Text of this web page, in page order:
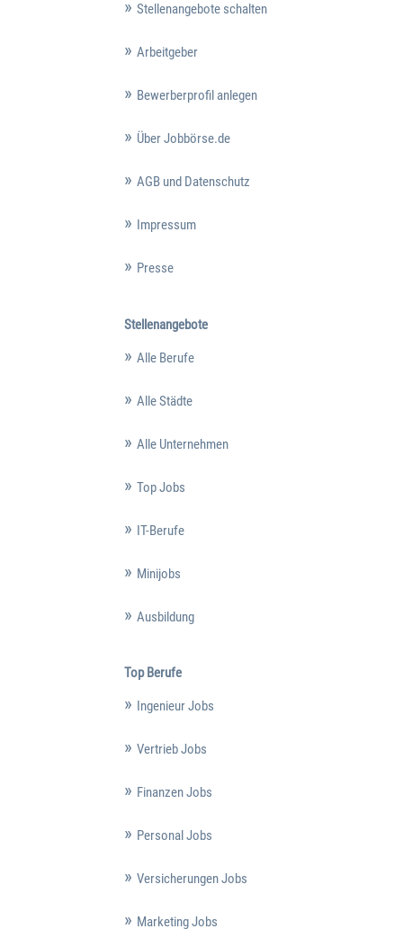
Stellenangebote schalten
Arbeitgeber
Bewerberprofil anlegen
Über Jobbörse.de
AGB und Datenschutz
Impressum
Presse
Stellenangebote
Alle Berufe
Alle Städte
Alle Unternehmen
Top Jobs
IT-Berufe
Minijobs
Ausbildung
Top Berufe
Ingenieur Jobs
Vertrieb Jobs
Finanzen Jobs
Personal Jobs
Versicherungen Jobs
Marketing Jobs